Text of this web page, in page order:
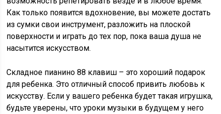
Как только появится вдохновение, вы можете достать
из сумки свои инструмент, разложить на плоской
поверхности и играть до тех пор, пока ваша душа не
насытится искусством.
Складное пианино 88 клавиш – это хороший подарок
для ребенка. Это отличный способ привить любовь к
искусству. Если у вашего ребенка будет такая игрушка,
будьте уверены, что уроки музыки в будущем у него